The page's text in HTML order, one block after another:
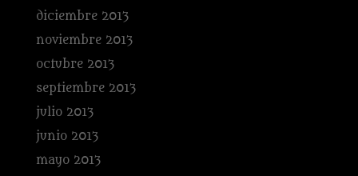
diciembre 2013
noviembre 2013
octubre 2013
septiembre 2013
julio 2013
junio 2013
mayo 2013